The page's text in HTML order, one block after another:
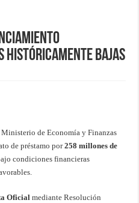
históricamente bajas
Ministerio de Economía y Finanzas
de préstamo por258 millones de
condiciones financieras
Oficial mediante Resolución